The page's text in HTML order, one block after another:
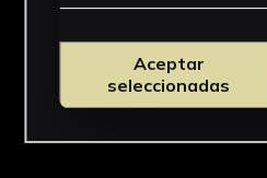
Aceptar
seleccionadas